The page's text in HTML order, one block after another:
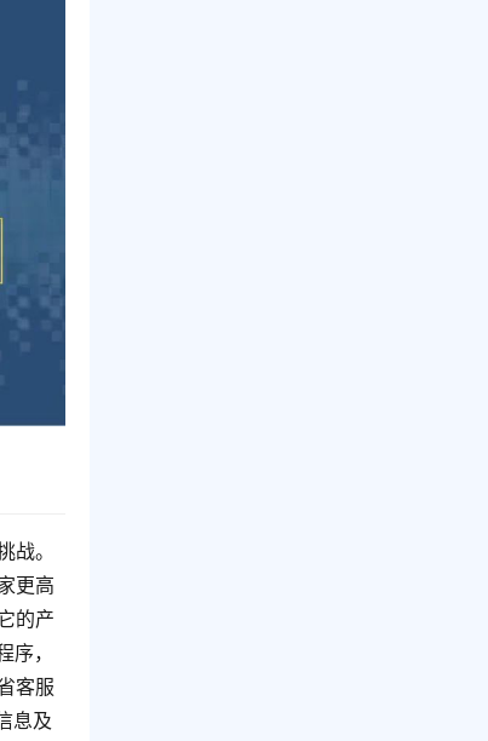
。
更高
的产
，
客服
息及